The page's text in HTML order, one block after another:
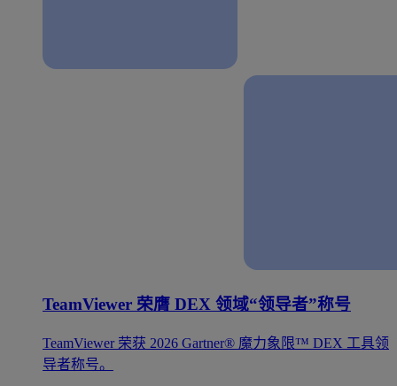
TeamViewer 荣膺 DEX 领域“领导者”称号
TeamViewer 荣获 2026 Gartner® 魔力象限™ DEX 工具领
导者称号。